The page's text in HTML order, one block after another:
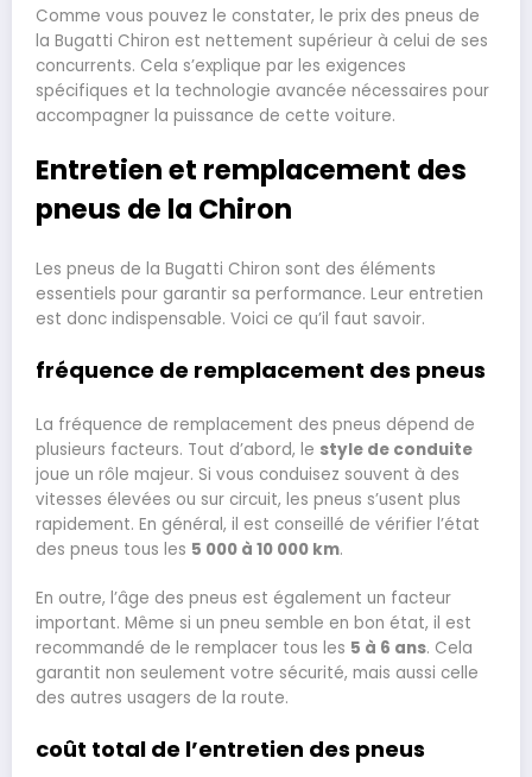
Comme vous pouvez le constater, le prix des pneus de
la Bugatti Chiron est nettement supérieur à celui de ses
concurrents. Cela s’explique par les exigences
spécifiques et la technologie avancée nécessaires pour
accompagner la puissance de cette voiture.
Entretien et remplacement des
pneus de la Chiron
Les pneus de la Bugatti Chiron sont des éléments
essentiels pour garantir sa performance. Leur entretien
est donc indispensable. Voici ce qu’il faut savoir.
fréquence de remplacement des pneus
La fréquence de remplacement des pneus dépend de
plusieurs facteurs. Tout d’abord, le style de conduite
joue un rôle majeur. Si vous conduisez souvent à des
vitesses élevées ou sur circuit, les pneus s’usent plus
rapidement. En général, il est conseillé de vérifier l’état
des pneus tous les 5 000 à 10 000 km.
En outre, l’âge des pneus est également un facteur
important. Même si un pneu semble en bon état, il est
recommandé de le remplacer tous les 5 à 6 ans. Cela
garantit non seulement votre sécurité, mais aussi celle
des autres usagers de la route.
coût total de l’entretien des pneus